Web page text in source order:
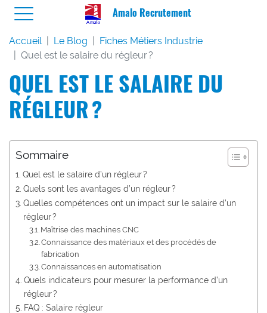
Amalo Recrutement
Accueil Le Blog
Fiches Métiers Industrie
Quel est le salaire du régleur ?
QUEL EST LE SALAIRE DU
RÉGLEUR ?
Sommaire
Quel est le salaire d’un régleur ?
Quels sont les avantages d’un régleur ?
Quelles compétences ont un impact sur le salaire d’un
régleur ?
Maîtrise des machines CNC
Connaissance des matériaux et des procédés de
fabrication
Connaissances en automatisation
Quels indicateurs pour mesurer la performance d’un
régleur ?
FAQ : Salaire régleur